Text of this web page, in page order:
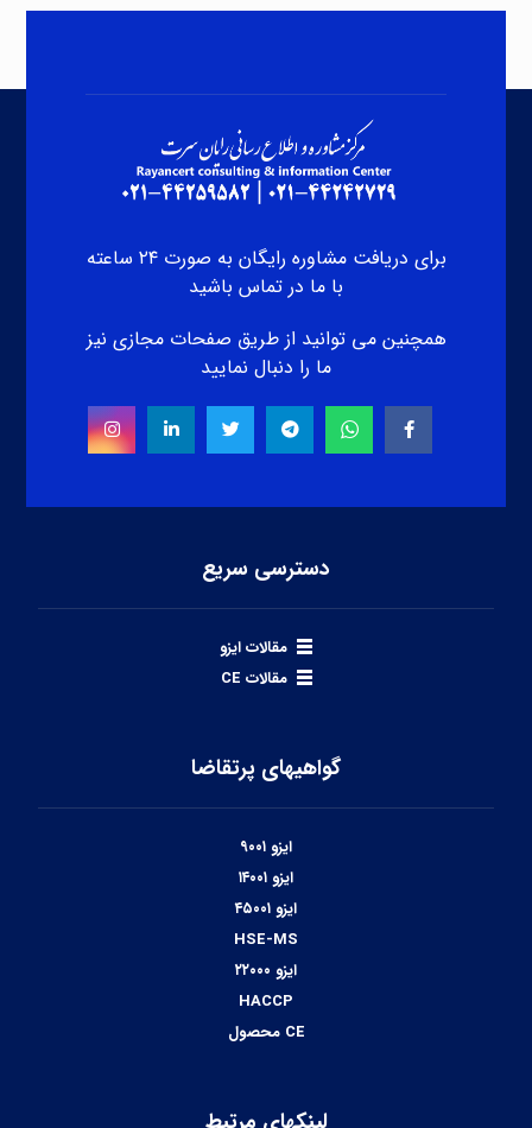
برای دریافت مشاوره رایگان به صورت ۲۴ ساعته
با ما در تماس باشید
همچنین می توانید از طریق صفحات مجازی نیز
ما را دنبال نمایید
دسترسی سریع
مقالات ایزو
مقالات CE
گواهیهای پرتقاضا
ایزو ۹۰۰۱
ایزو ۱۴۰۰۱
ایزو ۴۵۰۰۱
HSE-MS
ایزو ۲۲۰۰۰
HACCP
CE محصول